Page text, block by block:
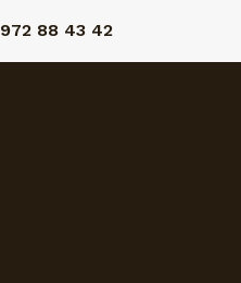
972 88 43 42